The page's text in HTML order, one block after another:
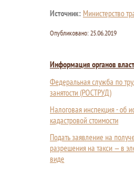
Источник: Министерство
Опубликовано: 25.06.2019
Информация органов
Федеральная служба по
занятости (РОСТРУД)
Налоговая инспекция - об
кадастровой стоимости
Подать заявление на
разрешения на такси — в
виде